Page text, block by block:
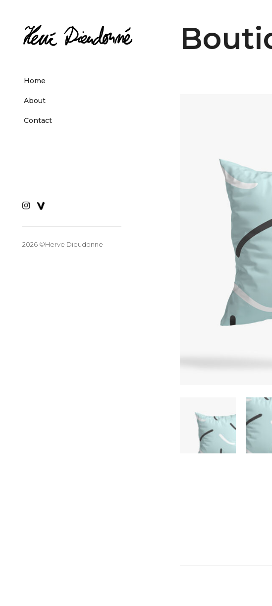
Home
About
Contact
2026 ©Herve Dieudonne